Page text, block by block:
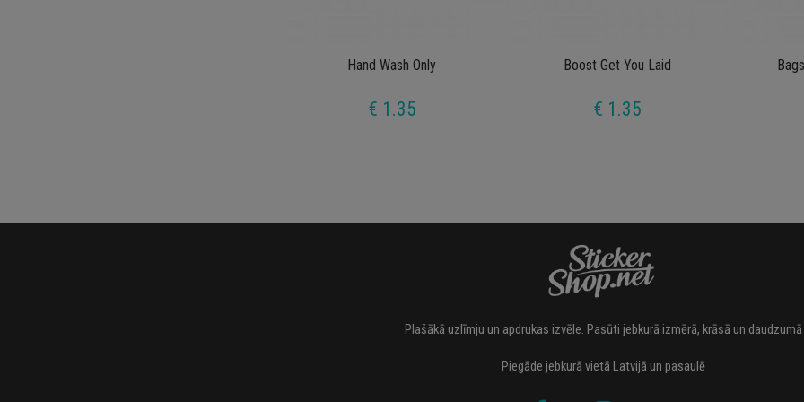
Hand Wash Only
€ 1.35
Boost Get You Laid
€ 1.35
Plašākā uzlīmju un apdrukas izvēle. Pasūti jebkurā izmērā, krāsā un daudzumā
Piegāde jebkurā vietā Latvijā un pasaulē